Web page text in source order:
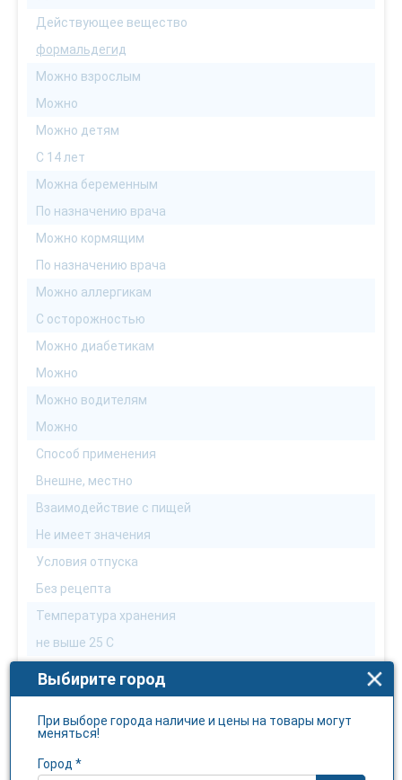
Действующее вещество
формальдегид
Можно взрослым
Можно
Можно детям
С 14 лет
Можна беременным
По назначению врача
Можно кормящим
По назначению врача
Можно аллергикам
С осторожностью
Можно диабетикам
Можно
Можно водителям
Можно
Способ применения
Внешне, местно
Взаимодействие с пищей
Не имеет значения
Условия отпуска
Без рецепта
Температура хранения
не выше 25 С
Чуствительность к свету
Нет
Склад
діючі речовини: формальдегід, етанол;
Выбирите город
При выборе города наличие и цены на товары могут
меняться!
Город *